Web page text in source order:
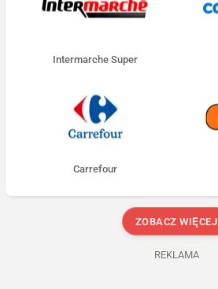
Intermarche Super
Carrefour
ZOBACZ WIĘCEJ
REKLAMA